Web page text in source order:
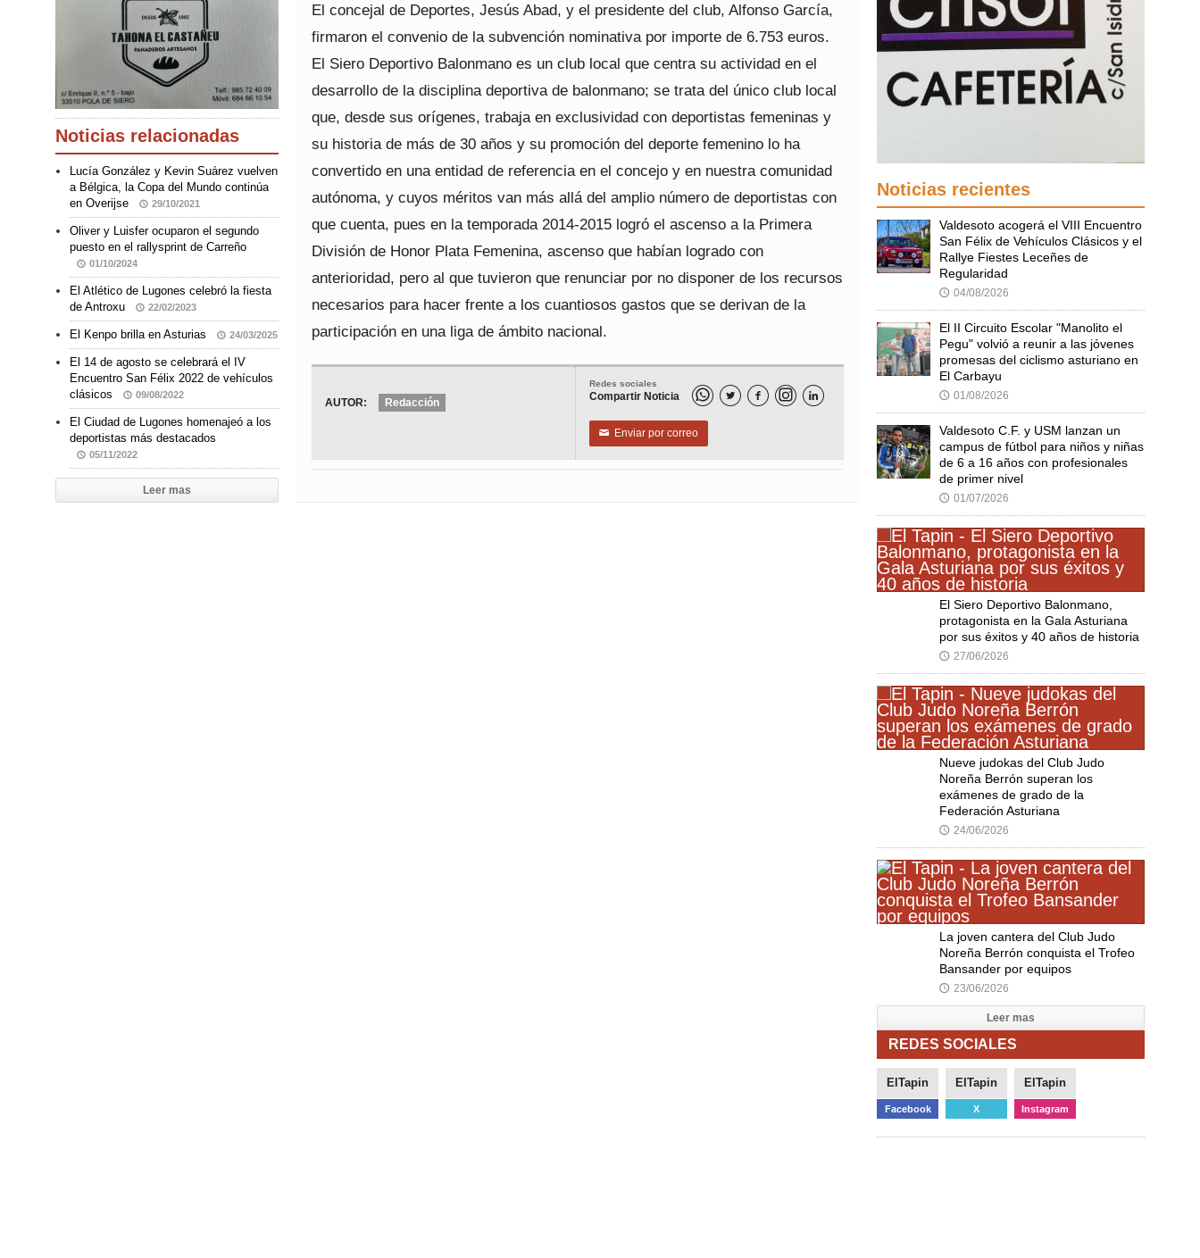
El concejal de Deportes, Jesús Abad, y el presidente del club, Alfonso García,
firmaron el convenio de la subvención nominativa por importe de 6.753 euros.
El Siero Deportivo Balonmano es un club local que centra su actividad en el
desarrollo de la disciplina deportiva de balonmano; se trata del único club local
que, desde sus orígenes, trabaja en exclusividad con deportistas femeninas y
su historia de más de 30 años y su promoción del deporte femenino lo ha
convertido en una entidad de referencia en el concejo y en nuestra comunidad
autónoma, y cuyos méritos van más allá del amplio número de deportistas con
que cuenta, pues en la temporada 2014-2015 logró el ascenso a la Primera
División de Honor Plata Femenina, ascenso que habían logrado con
anterioridad, pero al que tuvieron que renunciar por no disponer de los recursos
necesarios para hacer frente a los cuantiosos gastos que se derivan de la
participación en una liga de ámbito nacional.
Redes sociales
Compartir Noticia   
✉ Enviar por correo
AUTOR: Redacción
Noticias relacionadas
Lucía González y Kevin Suárez vuelven
a Bélgica, la Copa del Mundo continúa
en Overijse
29/10/2021
Oliver y Luisfer ocuparon el segundo
puesto en el rallysprint de Carreño
01/10/2024
El Atlético de Lugones celebró la fiesta
de Antroxu
22/02/2023
El Kenpo brilla en Asturias 24/03/2025
El 14 de agosto se celebrará el IV
Encuentro San Félix 2022 de vehículos
clásicos
09/08/2022
El Ciudad de Lugones homenajeó a los
deportistas más destacados
05/11/2022
Leer mas
Noticias recientes
Valdesoto acogerá el VIII Encuentro
San Félix de Vehículos Clásicos y el
Rallye Fiestes Leceñes de
Regularidad
🕔 04/08/2026
El II Circuito Escolar "Manolito el
Pegu" volvió a reunir a las jóvenes
promesas del ciclismo asturiano en
El Carbayu
🕔 01/08/2026
Valdesoto C.F. y USM lanzan un
campus de fútbol para niños y niñas
de 6 a 16 años con profesionales
de primer nivel
🕔 01/07/2026
El Siero Deportivo Balonmano,
protagonista en la Gala Asturiana
por sus éxitos y 40 años de historia
🕔 27/06/2026
Nueve judokas del Club Judo
Noreña Berrón superan los
exámenes de grado de la
Federación Asturiana
🕔 24/06/2026
La joven cantera del Club Judo
Noreña Berrón conquista el Trofeo
Bansander por equipos
🕔 23/06/2026
Leer mas
REDES SOCIALES
ElTapin
Facebook
ElTapin
X
ElTapin
Instagram